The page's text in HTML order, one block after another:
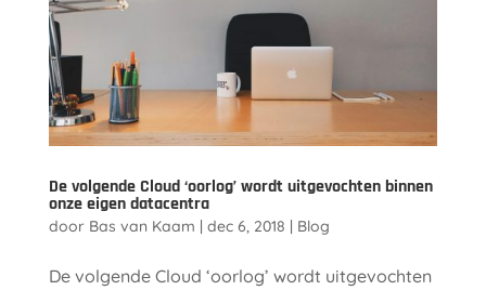
De volgende Cloud ‘oorlog’ wordt uitgevochten binnen
onze eigen datacentra
door Bas van Kaam | dec 6, 2018 | Blog
De volgende Cloud ‘oorlog’ wordt uitgevochten